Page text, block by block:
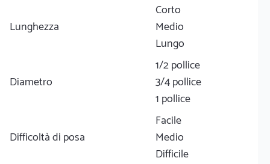
Lunghezza
Corto
Medio
Lungo
Diametro
1/2 pollice
3/4 pollice
1 pollice
Difficoltà di posa
Facile
Medio
Difficile